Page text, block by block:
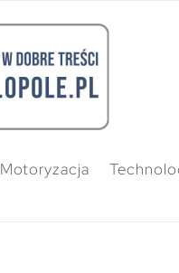
Motoryzacja